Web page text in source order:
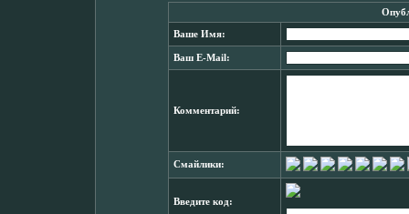
Ваше Имя:
Ваш E-Mail:
Комментарий:
Смайлики:
Введите код: